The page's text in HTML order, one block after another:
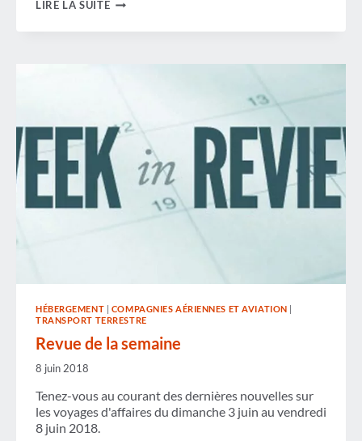
LIRE LA SUITE
D'AUJOURD'HUI
HÉBERGEMENT | COMPAGNIES AÉRIENNES ET AVIATION |
TRANSPORT TERRESTRE
Revue de la semaine
8 juin 2018
Tenez-vous au courant des dernières nouvelles sur
les voyages d'affaires du dimanche 3 juin au vendredi
8 juin 2018.